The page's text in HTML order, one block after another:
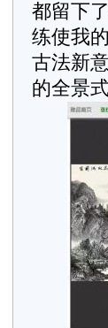
都留下
练使我
古法新
的全景